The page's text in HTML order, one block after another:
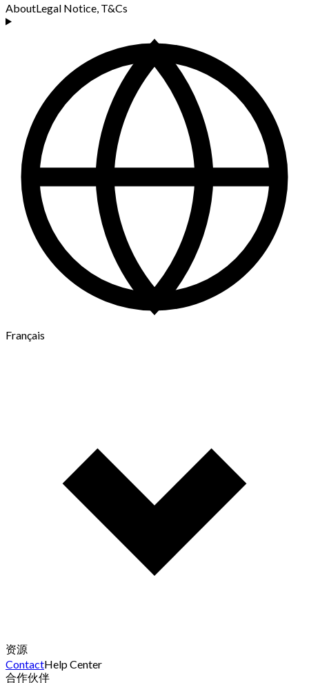
AboutLegal Notice, T&Cs
Français
资源
ContactHelp Center
合作伙伴